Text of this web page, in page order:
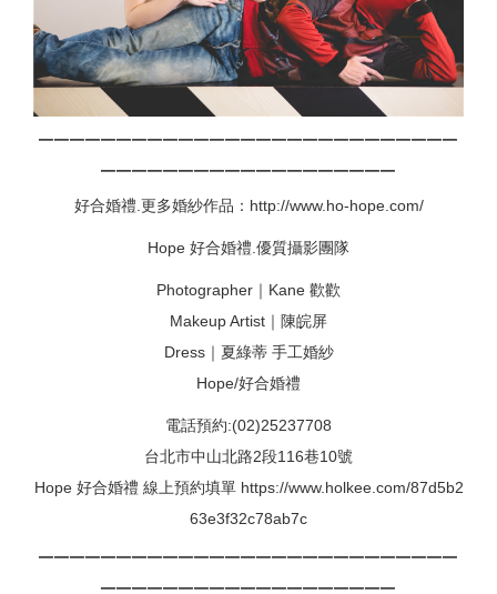
好合婚禮.更多婚紗作品：http://www.ho-hope.com/
Hope 好合婚禮.優質攝影團隊
Photographer｜Kane 歡歡
Makeup Artist｜陳皖屏
Dress｜夏綠蒂 手工婚紗
Hope/好合婚禮
電話預約:(02)25237708
台北市中山北路2段116巷10號
Hope 好合婚禮 線上預約填單 https://www.holkee.com/87d5b2
63e3f32c78ab7c